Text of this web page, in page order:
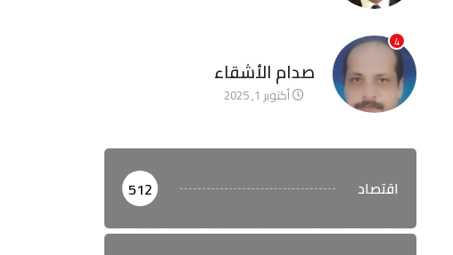
4
صدام الأشقاء
أكتوبر 1, 2025
اقتصاد 512